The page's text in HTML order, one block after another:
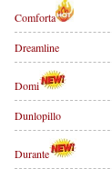
Comforta
Dreamline
Domi
Dunlopillo
Durante